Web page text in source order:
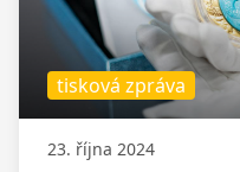
tisková zpráva
23. října 2024